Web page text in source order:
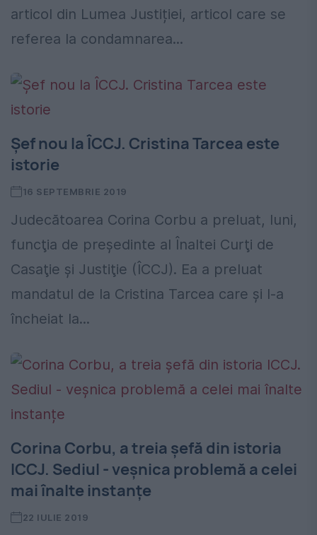
articol din Lumea Justiției, articol care se
referea la condamnarea...
Șef nou la ÎCCJ. Cristina Tarcea este
istorie
16 SEPTEMBRIE 2019
Judecătoarea Corina Corbu a preluat, luni,
funcţia de preşedinte al Înaltei Curţi de
Casaţie şi Justiţie (ÎCCJ). Ea a preluat
mandatul de la Cristina Tarcea care și l-a
încheiat la...
Corina Corbu, a treia șefă din istoria
ICCJ. Sediul - veșnica problemă a celei
mai înalte instanțe
22 IULIE 2019